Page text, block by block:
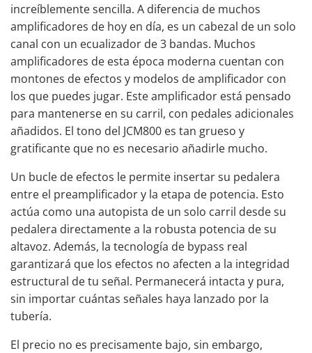
increíblemente sencilla. A diferencia de muchos
amplificadores de hoy en día, es un cabezal de un solo
canal con un ecualizador de 3 bandas. Muchos
amplificadores de esta época moderna cuentan con
montones de efectos y modelos de amplificador con
los que puedes jugar. Este amplificador está pensado
para mantenerse en su carril, con pedales adicionales
añadidos. El tono del JCM800 es tan grueso y
gratificante que no es necesario añadirle mucho.
Un bucle de efectos le permite insertar su pedalera
entre el preamplificador y la etapa de potencia. Esto
actúa como una autopista de un solo carril desde su
pedalera directamente a la robusta potencia de su
altavoz. Además, la tecnología de bypass real
garantizará que los efectos no afecten a la integridad
estructural de tu señal. Permanecerá intacta y pura,
sin importar cuántas señales haya lanzado por la
tubería.
El precio no es precisamente bajo, sin embargo,